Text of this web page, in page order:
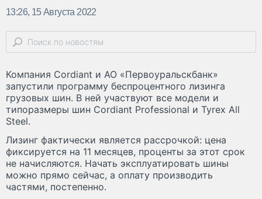
13:26, 15 Августа 2022
Компания Cordiant и АО «Первоуральскбанк»
запустили программу беспроцентного лизинга
грузовых шин. В ней участвуют все модели и
типоразмеры шин Cordiant Professional и Tyrex All
Steel.
Лизинг фактически является рассрочкой: цена
фиксируется на 11 месяцев, проценты за этот срок
не начисляются. Начать эксплуатировать шины
можно прямо сейчас, а оплату производить
частями, постепенно.